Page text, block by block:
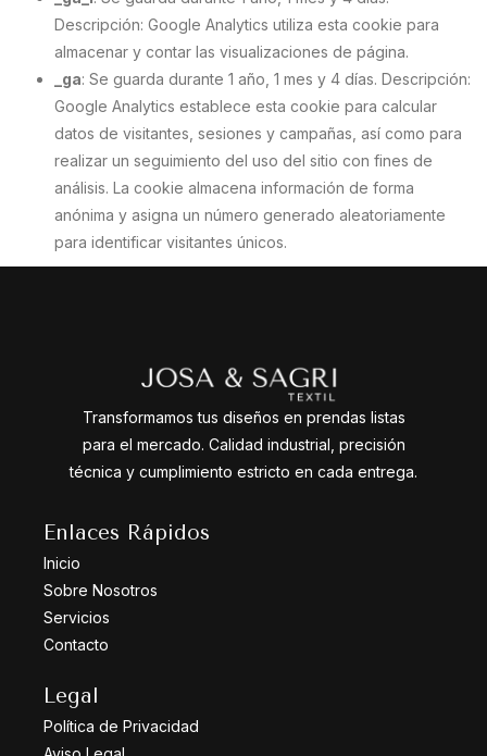
Descripción: Google Analytics utiliza esta cookie para
almacenar y contar las visualizaciones de página.
_ga: Se guarda durante 1 año, 1 mes y 4 días. Descripción:
Google Analytics establece esta cookie para calcular
datos de visitantes, sesiones y campañas, así como para
realizar un seguimiento del uso del sitio con fines de
análisis. La cookie almacena información de forma
anónima y asigna un número generado aleatoriamente
para identificar visitantes únicos.
Transformamos tus diseños en prendas listas
para el mercado. Calidad industrial, precisión
técnica y cumplimiento estricto en cada entrega.
Enlaces Rápidos
Inicio
Sobre Nosotros
Servicios
Contacto
Legal
Política de Privacidad